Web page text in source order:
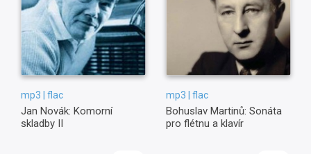
mp3 | flac
Jan Novák: Komorní
skladby II
mp3 | flac
Bohuslav Martinů: Sonáta
pro flétnu a klavír